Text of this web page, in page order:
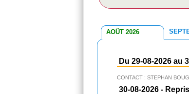
AOÛT 2026
Du 29-08-2026 au
CONTACT : STEPHAN
30-08-2026 -